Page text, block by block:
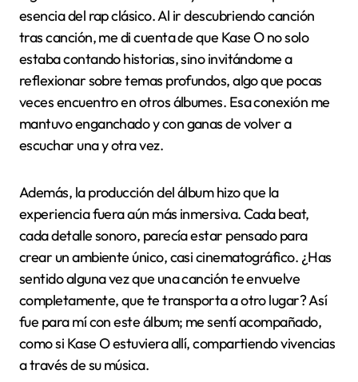
Mi experiencia con el
álbum de Kase O
Mi experiencia con el álbum de Kase O fue mucho
más que simplemente escuchar música; fue un viaje
emocional. Recuerdo la primera vez que presté
atención a sus letras y sentí cómo cada palabra me
compartiendo una parte de su alma conmigo. ¿No les
pasa que, a veces, una canción consigue expresar
cosas que tú mismo no sabías cómo poner en
palabras?
Lo que también me sorprendió fue cómo el disco
logró combinar autenticidad y frescura sin perder la
esencia del rap clásico. Al ir descubriendo canción
tras canción, me di cuenta de que Kase O no solo